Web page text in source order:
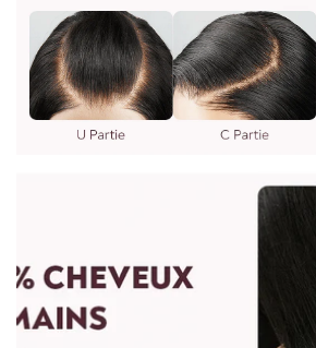
nous écrire à : vip@shinehair.fr
5.Puis-je avoir un prix de gros si j'en
Oui, vous pouvez avoir un prix de gros
pour une commande groupée.
3.WIG MESURE